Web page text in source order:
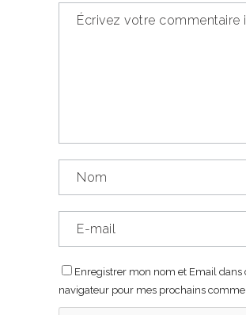
Enregistrer mon nom et Email dans
navigateur pour mes prochains